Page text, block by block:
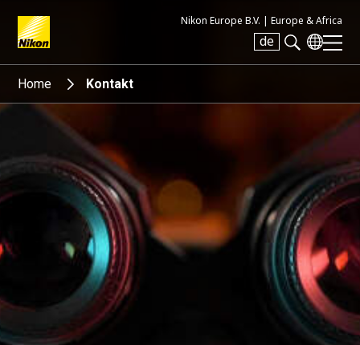
Nikon Europe B.V. | Europe & Africa
de
Search keyword(s)
Home Kontakt